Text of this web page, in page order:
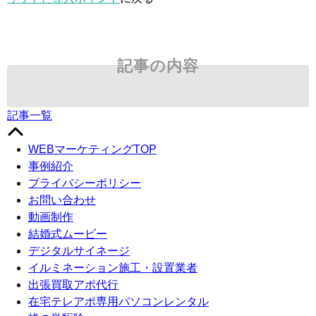
記事の内容
記事一覧
WEBマーケティングTOP
事例紹介
プライバシーポリシー
お問い合わせ
動画制作
結婚式ムービー
デジタルサイネージ
イルミネーション施工・設置業者
出張買取アポ代行
在宅テレアポ専用パソコンレンタル